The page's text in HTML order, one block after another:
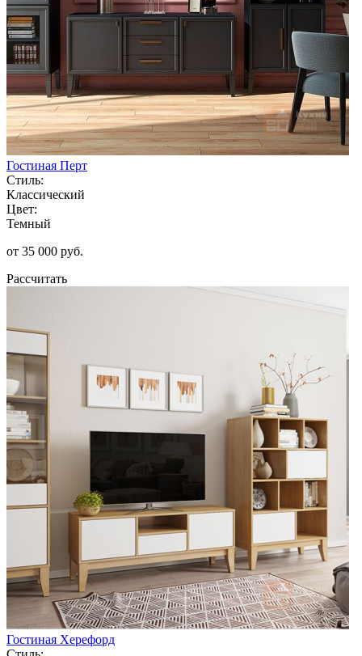
Гостиная Перт
Стиль:
Классический
Цвет:
Темный
от 35 000 руб.
Рассчитать
Гостиная Херефорд